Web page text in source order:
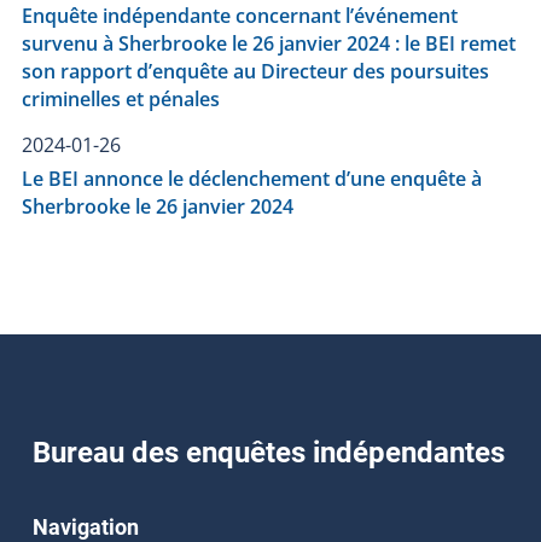
Enquête indépendante concernant l’événement
survenu à Sherbrooke le 26 janvier 2024 : le BEI remet
son rapport d’enquête au Directeur des poursuites
criminelles et pénales
2024-01-26
Le BEI annonce le déclenchement d’une enquête à
Sherbrooke le 26 janvier 2024
Bureau des enquêtes indépendantes
Navigation